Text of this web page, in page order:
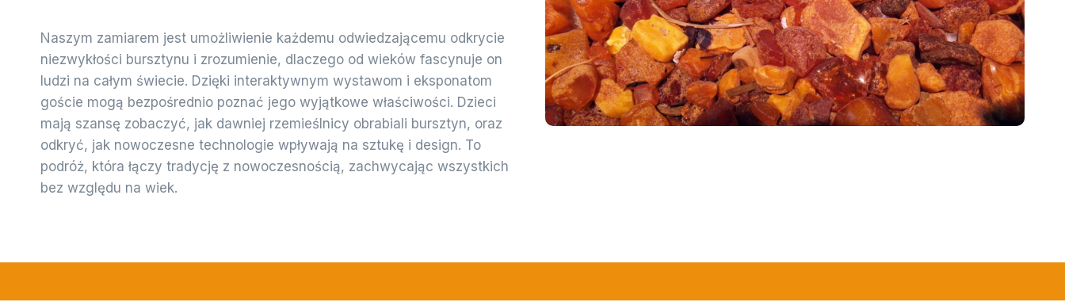
Naszym zamiarem jest umożliwienie każdemu odwiedzającemu odkrycie
niezwykłości bursztynu i zrozumienie, dlaczego od wieków fascynuje on
ludzi na całym świecie. Dzięki interaktywnym wystawom i eksponatom
goście mogą bezpośrednio poznać jego wyjątkowe właściwości. Dzieci
mają szansę zobaczyć, jak dawniej rzemieślnicy obrabiali bursztyn, oraz
odkryć, jak nowoczesne technologie wpływają na sztukę i design. To
podróż, która łączy tradycję z nowoczesnością, zachwycając wszystkich
bez względu na wiek.